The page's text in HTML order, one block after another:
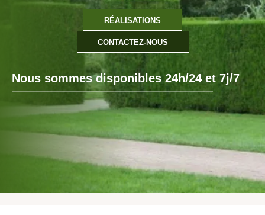
Nous sommes disponibles 24h/24 et 7j/7
RÉALISATIONS
CONTACTEZ-NOUS